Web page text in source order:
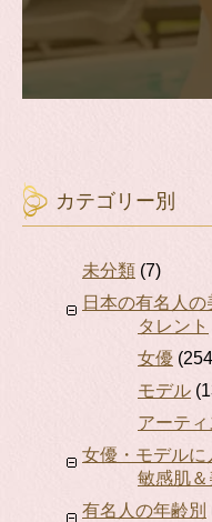
カテゴリー別
未分類 (7)
日本の有名人
タレント
女優
モデル
アーテ
女優・モデルに
敏感肌＆
有名人の年齢別